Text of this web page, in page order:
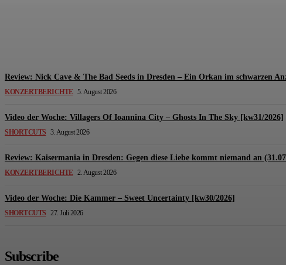
Review: Nick Cave & The Bad Seeds in Dresden – Ein Orkan im schwarzen
KONZERTBERICHTE 5. August 2026
Video der Woche: Villagers Of Ioannina City – Ghosts In The Sky [kw31/2026]
SHORTCUTS 3. August 2026
Review: Kaisermania in Dresden: Gegen diese Liebe kommt niemand an
KONZERTBERICHTE 2. August 2026
Video der Woche: Die Kammer – Sweet Uncertainty [kw30/2026]
SHORTCUTS 27. Juli 2026
Subscribe